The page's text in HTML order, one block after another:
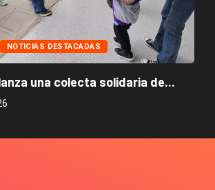
NOTICIAS DESTACADAS
una colecta solidaria de...